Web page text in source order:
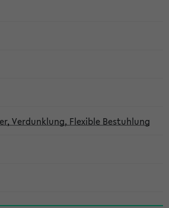
Verdunklung, Flexible Bestuhlung